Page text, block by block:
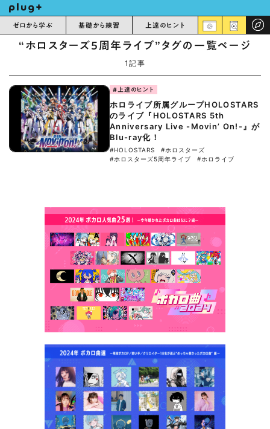
ゼロから学ぶ 基礎から練習 上達のヒント
“ホロスターズ5周年ライブ”タグの一覧ページ
1記事
#上達のヒント
ホロライブ所属グループHOLOSTARS
のライブ『HOLOSTARS 5th
Anniversary Live -Movin’ On!-』が
Blu-ray化！
#HOLOSTARS
#ホロスターズ
#ホロスターズ5周年ライブ
#ホロライブ